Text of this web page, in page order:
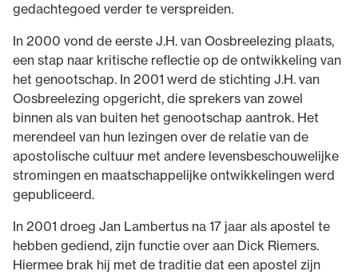
gedachtegoed verder te verspreiden.
In 2000 vond de eerste J.H. van Oosbreelezing plaats,
een stap naar kritische reflectie op de ontwikkeling van
het genootschap. In 2001 werd de stichting J.H. van
Oosbreelezing opgericht, die sprekers van zowel
binnen als van buiten het genootschap aantrok. Het
merendeel van hun lezingen over de relatie van de
apostolische cultuur met andere levensbeschouwelijke
stromingen en maatschappelijke ontwikkelingen werd
gepubliceerd.
In 2001 droeg Jan Lambertus na 17 jaar als apostel te
hebben gediend, zijn functie over aan Dick Riemers.
Hiermee brak hij met de traditie dat een apostel zijn